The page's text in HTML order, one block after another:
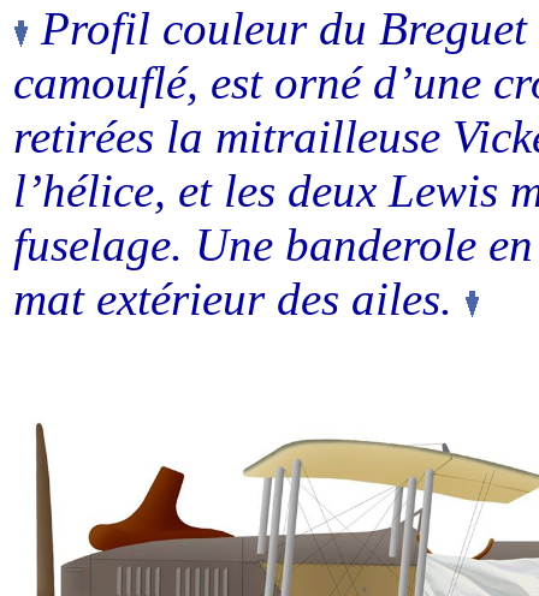
Profil couleur du Breguet
camouflé, est orné d’une
retirées la mitrailleuse
l’hélice, et les deux Lewis
fuselage. Une banderole
mat extérieur des ailes.